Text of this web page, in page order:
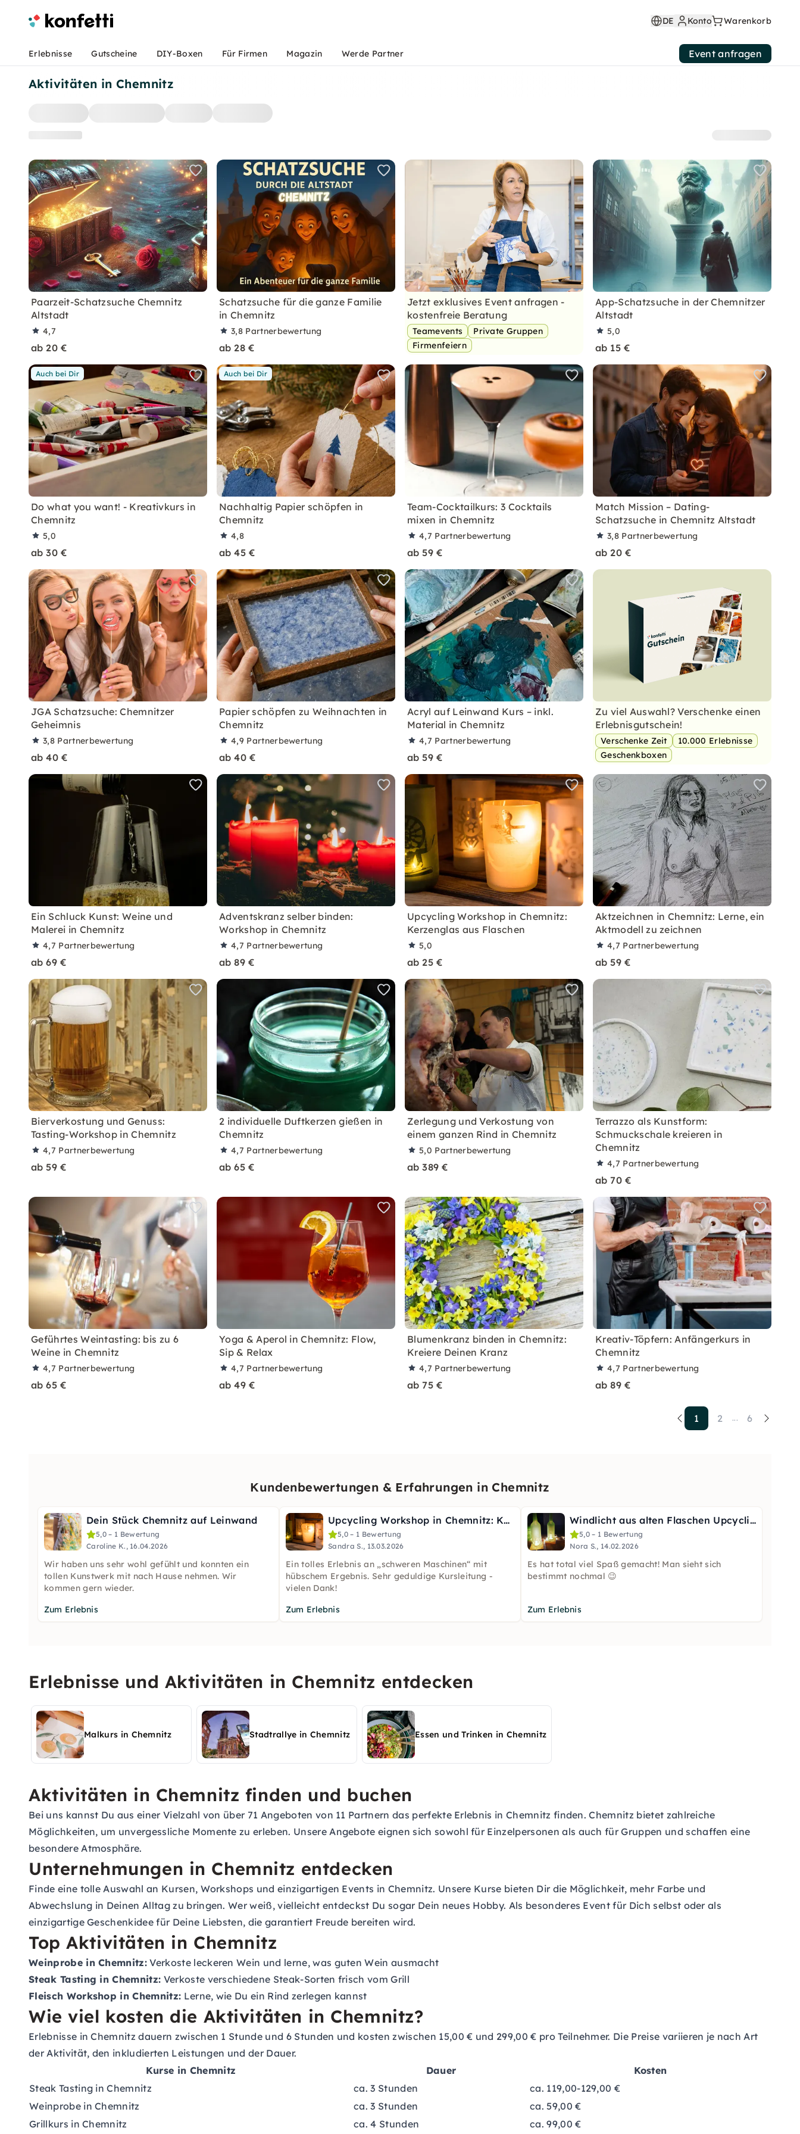
Aktivitäten in Chemnitz
Paarzeit-Schatzsuche Chemnitz
Altstadt
4,7
ab 20 €
Schatzsuche für die ganze Familie
in Chemnitz
3,8 Partnerbewertung
ab 28 €
Jetzt exklusives Event anfragen -
kostenfreie Beratung
Teamevents
Private Gruppen
Firmenfeiern
App-Schatzsuche in der Chemnitzer
Altstadt
5,0
ab 15 €
Auch bei Dir
Do what you want! - Kreativkurs in
Chemnitz
5,0
ab 30 €
Auch bei Dir
Nachhaltig Papier schöpfen in
Chemnitz
4,8
ab 45 €
Team-Cocktailkurs: 3 Cocktails
mixen in Chemnitz
4,7 Partnerbewertung
ab 59 €
Match Mission – Dating-
Schatzsuche in Chemnitz Altstadt
3,8 Partnerbewertung
ab 20 €
JGA Schatzsuche: Chemnitzer
Geheimnis
3,8 Partnerbewertung
ab 40 €
Papier schöpfen zu Weihnachten in
Chemnitz
4,9 Partnerbewertung
ab 40 €
Acryl auf Leinwand Kurs – inkl.
Material in Chemnitz
4,7 Partnerbewertung
ab 59 €
Zu viel Auswahl? Verschenke einen
Erlebnisgutschein!
Verschenke Zeit
10.000 Erlebnisse
Geschenkboxen
Ein Schluck Kunst: Weine und
Malerei in Chemnitz
4,7 Partnerbewertung
ab 69 €
Adventskranz selber binden:
Workshop in Chemnitz
4,7 Partnerbewertung
ab 89 €
Upcycling Workshop in Chemnitz:
Kerzenglas aus Flaschen
5,0
ab 25 €
Aktzeichnen in Chemnitz: Lerne, ein
Aktmodell zu zeichnen
4,7 Partnerbewertung
ab 59 €
Bierverkostung und Genuss:
Tasting-Workshop in Chemnitz
4,7 Partnerbewertung
ab 59 €
2 individuelle Duftkerzen gießen in
Chemnitz
4,7 Partnerbewertung
ab 65 €
Zerlegung und Verkostung von
einem ganzen Rind in Chemnitz
5,0 Partnerbewertung
ab 389 €
Terrazzo als Kunstform:
Schmuckschale kreieren in
Chemnitz
4,7 Partnerbewertung
ab 70 €
Geführtes Weintasting: bis zu 6
Weine in Chemnitz
4,7 Partnerbewertung
ab 65 €
Yoga & Aperol in Chemnitz⁠: Flow,
Sip & Relax
4,7 Partnerbewertung
ab 49 €
Blumenkranz binden in Chemnitz:
Kreiere Deinen Kranz
4,7 Partnerbewertung
ab 75 €
Kreativ-Töpfern: Anfängerkurs in
Chemnitz
4,7 Partnerbewertung
ab 89 €
1 2 ... 6
Kundenbewertungen & Erfahrungen in Chemnitz
Dein Stück Chemnitz auf Leinwand
5,0 – 1 Bewertung
Caroline K., 16.04.2026
Wir haben uns sehr wohl gefühlt und konnten ein
tollen Kunstwerk mit nach Hause nehmen. Wir
kommen gern wieder.
Zum Erlebnis
Upcycling Workshop in Chemnitz: Kerzenglas aus Flaschen
5,0 – 1 Bewertung
Sandra S., 13.03.2026
Ein tolles Erlebnis an „schweren Maschinen“ mit
hübschem Ergebnis. Sehr geduldige Kursleitung -
vielen Dank!
Zum Erlebnis
Windlicht aus alten Flaschen Upcycling-Kurs in Chemnitz
5,0 – 1 Bewertung
Nora S., 14.02.2026
Es hat total viel Spaß gemacht! Man sieht sich
bestimmt nochmal 😉
Zum Erlebnis
Erlebnisse und Aktivitäten in Chemnitz entdecken
Malkurs in Chemnitz Stadtrallye in Chemnitz Essen und Trinken in Chemnitz
Aktivitäten in Chemnitz finden und buchen
Bei uns kannst Du aus einer Vielzahl von über 71 Angeboten von 11 Partnern das perfekte Erlebnis in Chemnitz finden. Chemnitz bietet zahlreiche
Möglichkeiten, um unvergessliche Momente zu erleben. Unsere Angebote eignen sich sowohl für Einzelpersonen als auch für Gruppen und schaffen eine
besondere Atmosphäre.
Unternehmungen in Chemnitz entdecken
Finde eine tolle Auswahl an Kursen, Workshops und einzigartigen Events in Chemnitz. Unsere Kurse bieten Dir die Möglichkeit, mehr Farbe und
Abwechslung in Deinen Alltag zu bringen. Wer weiß, vielleicht entdeckst Du sogar Dein neues Hobby. Als besonderes Event für Dich selbst oder als
einzigartige Geschenkidee für Deine Liebsten, die garantiert Freude bereiten wird.
Top Aktivitäten in Chemnitz
Weinprobe in Chemnitz: Verkoste leckeren Wein und lerne, was guten Wein ausmacht
Steak Tasting in Chemnitz: Verkoste verschiedene Steak-Sorten frisch vom Grill
Fleisch Workshop in Chemnitz: Lerne, wie Du ein Rind zerlegen kannst
Wie viel kosten die Aktivitäten in Chemnitz?
Erlebnisse in Chemnitz dauern zwischen 1 Stunde und 6 Stunden und kosten zwischen 15,00 € und 299,00 € pro Teilnehmer. Die Preise variieren je nach Art
der Aktivität, den inkludierten Leistungen und der Dauer.
Kurse in Chemnitz
Dauer
Kosten
Steak Tasting in Chemnitz
ca. 3 Stunden
ca. 119,00-129,00 €
Weinprobe in Chemnitz
ca. 3 Stunden
ca. 59,00 €
Grillkurs in Chemnitz
ca. 4 Stunden ca. 99,00 €
DE Konto Warenkorb
Erlebnisse Gutscheine DIY-Boxen Für Firmen Magazin Werde Partner Event anfragen